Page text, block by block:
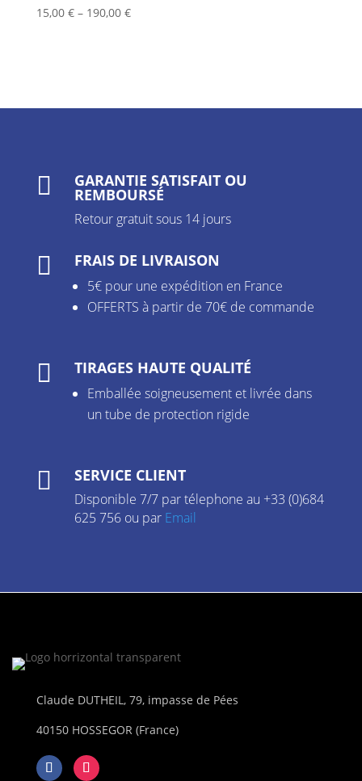
15,00 €– 190,00 €
 GARANTIE SATISFAIT OU
REMBOURSÉ
Retour gratuit sous 14 jours
 FRAIS DE LIVRAISON
5€ pour une expédition en France
OFFERTS à partir de 70€ de commande
 TIRAGES HAUTE QUALITÉ
Emballée soigneusement et livrée dans
un tube de protection rigide
 SERVICE CLIENT
Disponible 7/7 par télephone au +33 (0)684
625 756 ou par Email
Claude DUTHEIL, 79, impasse de Pées
40150 HOSSEGOR (France)